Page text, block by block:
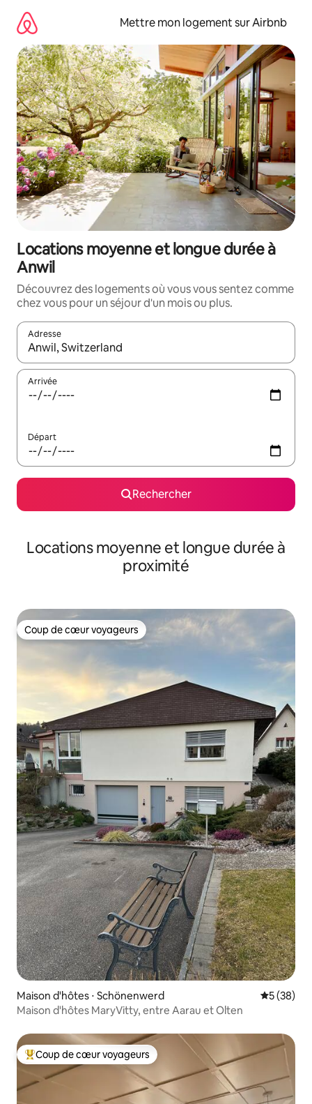
directement
contenu
Mettre mon logement sur Airbnb
Locations moyenne et longue durée à
Anwil
Découvrez des logements où vous vous sentez comme
chez vous pour un séjour d'un mois ou plus.
Adresse
Lorsque les résultats s'affichent, utilisez les flèches vers le
Arrivée
Départ
Rechercher
Locations moyenne et longue durée à
proximité
Coup de cœur voyageurs
Coup de cœur voyageurs
Maison d'hôtes ⋅ Schönenwerd
5 (38)
Maison d'hôtes MaryVitty, entre Aarau et Olten
Coups de cœur voyageurs les plus appréciés
Coup de cœur voyageurs